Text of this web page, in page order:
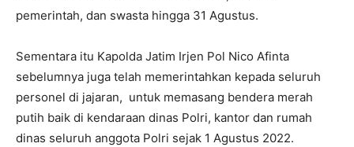
pemerintah, dan swasta hingga 31 Agustus.
Sementara itu Kapolda Jatim Irjen Pol Nico Afinta
sebelumnya juga telah memerintahkan kepada seluruh
personel di jajaran, untuk memasang bendera merah
putih baik di kendaraan dinas Polri, kantor dan rumah
dinas seluruh anggota Polri sejak 1 Agustus 2022.